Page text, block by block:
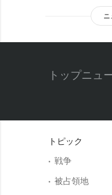
トップニュ
トピック
戦争
被占領地